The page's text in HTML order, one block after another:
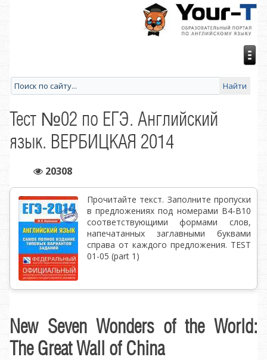
Тест №02 по ЕГЭ. Английский
язык. ВЕРБИЦКАЯ 2014
20308
Прочитайте текст. Заполните пропуски
в предложениях под номерами В4-В10
соответствующими формами слов,
напечатанных заглавными буквами
справа от каждого предложения. TEST
01-05 (part 1)
New Seven Wonders of the World:
The Great Wall of China